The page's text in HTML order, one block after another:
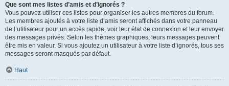
Que sont mes listes d’amis et d’ignorés ?
Vous pouvez utiliser ces listes pour organiser les autres membres du forum.
Les membres ajoutés à votre liste d’amis seront affichés dans votre panneau
de l’utilisateur pour un accès rapide, voir leur état de connexion et leur envoyer
des messages privés. Selon les thèmes graphiques, leurs messages peuvent
être mis en valeur. Si vous ajoutez un utilisateur à votre liste d’ignorés, tous ses
messages seront masqués par défaut.
Haut